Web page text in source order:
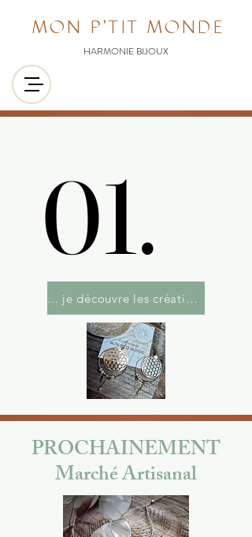
MON P'TIT MONDE
HARMONIE BIJOUX
01.
01.
... je découvre les créations
PROCHAINEMENT
Marché Artisanal